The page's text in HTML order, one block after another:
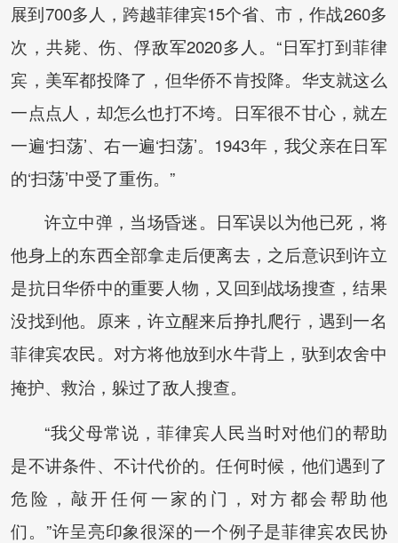
展到700多人，跨越菲律宾15个省、市，作战260多
次，共毙、伤、俘敌军2020多人。“日军打到菲律
宾，美军都投降了，但华侨不肯投降。华支就这么
一点点人，却怎么也打不垮。日军很不甘心，就左
一遍‘扫荡’、右一遍‘扫荡’。1943年，我父亲在日军
的‘扫荡’中受了重伤。”
许立中弹，当场昏迷。日军误以为他已死，将
他身上的东西全部拿走后便离去，之后意识到许立
是抗日华侨中的重要人物，又回到战场搜查，结果
没找到他。原来，许立醒来后挣扎爬行，遇到一名
菲律宾农民。对方将他放到水牛背上，驮到农舍中
掩护、救治，躲过了敌人搜查。
“我父母常说，菲律宾人民当时对他们的帮助
是不讲条件、不计代价的。任何时候，他们遇到了
危险，敲开任何一家的门，对方都会帮助他
们。”许呈亮印象很深的一个例子是菲律宾农民协